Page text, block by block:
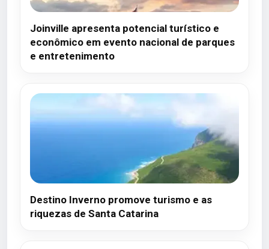
Joinville apresenta potencial turístico e
econômico em evento nacional de parques
e entretenimento
Destino Inverno promove turismo e as
riquezas de Santa Catarina